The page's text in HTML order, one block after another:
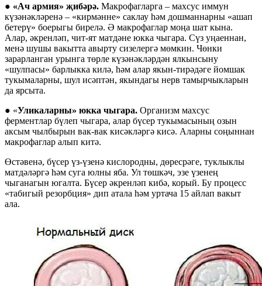
● «Ач армия» җибәрә. Макрофагларга – махсус иммун
күзәнәкләренә – «кирмәнне» саклау һәм дошманнарны «ашап
бетерү» боерыгы бирелә. Ә макрофаглар моңа шат кына.
Алар, әкренләп, чит-ят матдәне юкка чыгара. Сүз уңаеннан,
менә шушы вакытта авырту сизелергә мөмкин. Чөнки
зарарланган урынга төрле күзәнәкләрдән ялкынсыну
«шулпасы» барлыкка килә, һәм алар якын-тирәдәге йомшак
тукымаларны, шул исәптән, якындагы нерв тамырчыкларын
да ярсыта.
● «Уликаларны» юкка чыгара. Организм махсус
ферментлар бүлеп чыгара, алар бүсер тукымасының озын
аксым чылбырын вак-вак кисәкләргә кисә. Аларны соңыннан
макрофаглар алып китә.
Өстәвенә, бүсер үз-үзенә кислородны, дөресрәге, туклыклы
матдәләргә һәм суга юлны яба. Ул төшкәч, эзе үзенең
чыганагын югалта. Бүсер әкренләп кибә, корый. Бу процесс
«табигый резорбция» дип атала һәм уртача 15 айлап вакыт
ала.